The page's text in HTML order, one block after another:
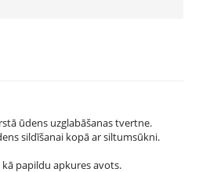
ūdens uzglabāšanas tvertne.
sildīšanai kopā ar siltumsūkni.
papildu apkures avots.